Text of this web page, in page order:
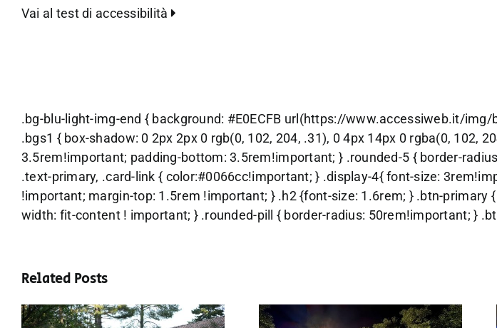
Vai al test di accessibilità
.bg-blu-light-img-end { background: #E0ECFB url(https://www.accessiweb.it/
.bgs1 { box-shadow: 0 2px 2px 0 rgb(0, 102, 204, .31), 0 4px 14px 0 rgba(0, 102,
3.5rem!important; padding-bottom: 3.5rem!important; } .rounded-5 { border-
.text-primary, .card-link { color:#0066cc!important; } .display-4{ font-size:
!important; margin-top: 1.5rem !important; } .h2 {font-size: 1.6rem; } .btn-
width: fit-content ! important; } .rounded-pill { border-radius: 50rem!important; }
Related Posts